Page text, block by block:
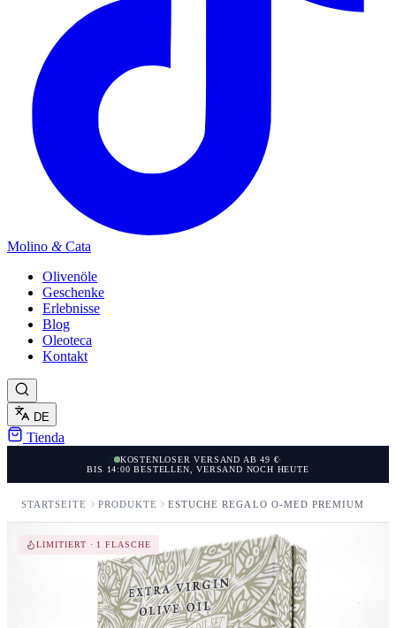
Molino &Cata
Olivenöle
Geschenke
Erlebnisse
Blog
Oleoteca
Kontakt
DE
Tienda
KOSTENLOSER VERSAND AB 49 €·
BIS 14:00 BESTELLEN, VERSAND NOCH HEUTE
STARTSEITE PRODUKTE ESTUCHE REGALO O-MED PREMIUM
LIMITIERT · 1 FLASCHE